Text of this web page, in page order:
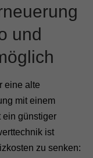
und
eine alte
mit einem
ein günstiger
ist
zu senken: